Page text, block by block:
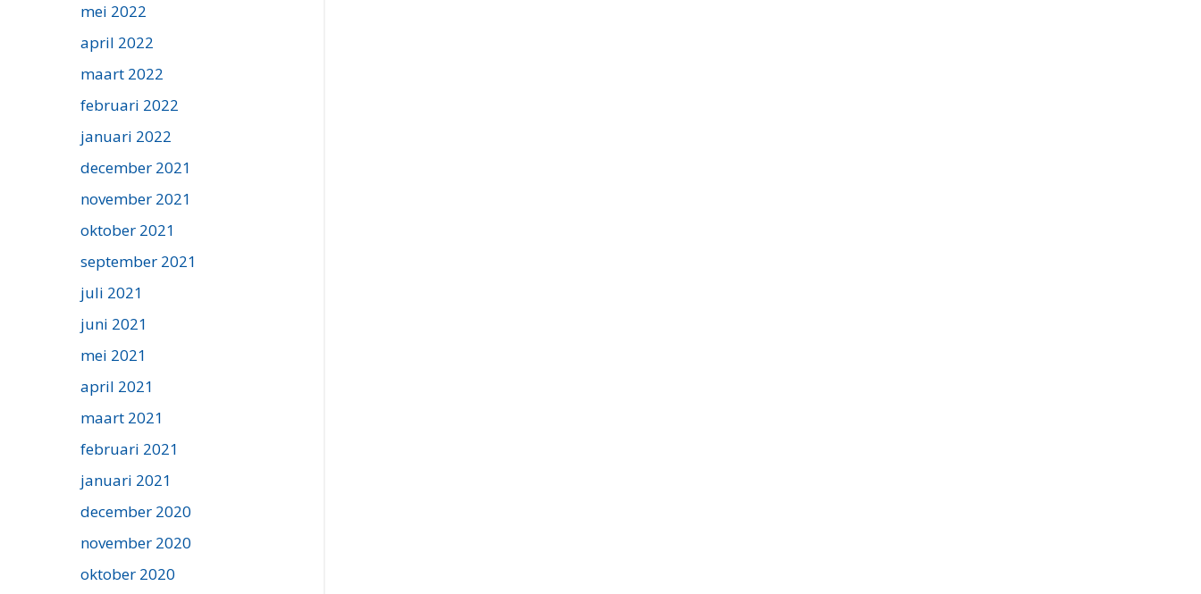
mei 2022
april 2022
maart 2022
februari 2022
januari 2022
december 2021
november 2021
oktober 2021
september 2021
juli 2021
juni 2021
mei 2021
april 2021
maart 2021
februari 2021
januari 2021
december 2020
november 2020
oktober 2020